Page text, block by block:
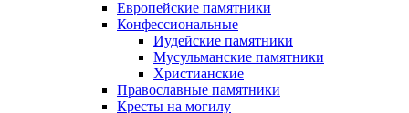
Европейские памятники
Конфессиональные
Иудейские памятники
Мусульманские памятники
Христианские
Православные памятники
Кресты на могилу